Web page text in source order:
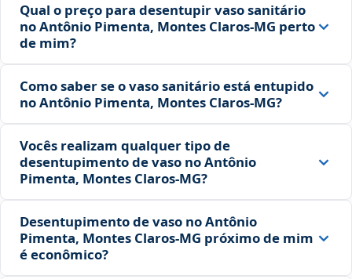
Qual o preço para desentupir vaso sanitário
no Antônio Pimenta, Montes Claros‑MG perto
de mim?
Como saber se o vaso sanitário está entupido
no Antônio Pimenta, Montes Claros‑MG?
Vocês realizam qualquer tipo de
desentupimento de vaso no Antônio
Pimenta, Montes Claros‑MG?
Desentupimento de vaso no Antônio
Pimenta, Montes Claros‑MG próximo de mim
é econômico?